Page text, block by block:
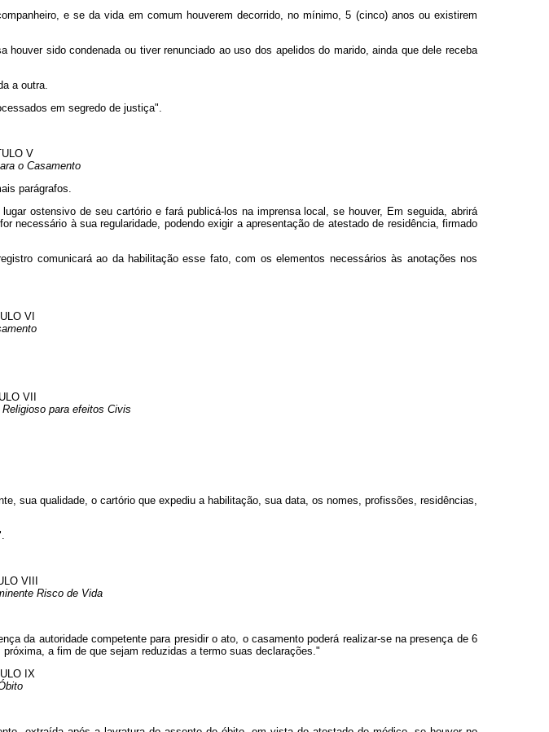
e se da vida em comum houverem decorrido, no mínimo, 5 (cinco) anos ou existirem
sido condenada ou tiver renunciado ao uso dos apelidos do marido, ainda que dele receba
a outra.
em segredo de justiça".
V
o Casamento
parágrafos.
ostensivo de seu cartório e fará publicá-los na imprensa local, se houver, Em seguida, abrirá
necessário à sua regularidade, podendo exigir a apresentação de atestado de residência, firmado
comunicará ao da habilitação esse fato, com os elementos necessários às anotações nos
VI
VII
para efeitos Civis
sua qualidade, o cartório que expediu a habilitação, sua data, os nomes, profissões, residências,
VIII
Risco de Vida
da autoridade competente para presidir o ato, o casamento poderá realizar-se na presença de 6
a fim de que sejam reduzidas a termo suas declarações."
IX